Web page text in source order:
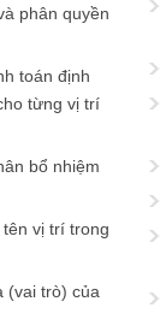
phân quyền
toán định
từng vị trí
bổ nhiệm
vị trí trong
(vai trò) của